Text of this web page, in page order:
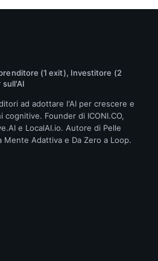
(1 exit), Investitore (2
sull'AI
ad adottare l'AI per crescere e
Founder di ICONI.CO,
e LocalAI.io. Autore di Pelle
Mente Adattiva e Da Zero a Loop.